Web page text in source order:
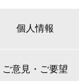
個人情報
ご意見・ご要望